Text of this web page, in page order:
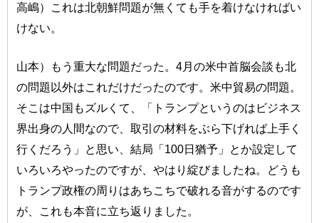
高嶋）これは北朝鮮問題が無くても手を着けなければい
けない。
山本）もう重大な問題だった。4月の米中首脳会談も北
の問題以外はこれだけだったのです。米中貿易の問題。
そこは中国もズルくて、「トランプというのはビジネス
界出身の人間なので、取引の材料をぶら下げれば上手く
行くだろう」と思い、結局「100日猶予」とか設定して
いろいろやったのですが、やはり綻びましたね。どうも
トランプ政権の周りはあちこちで破れる音がするのです
が、これも本音に立ち返りました。